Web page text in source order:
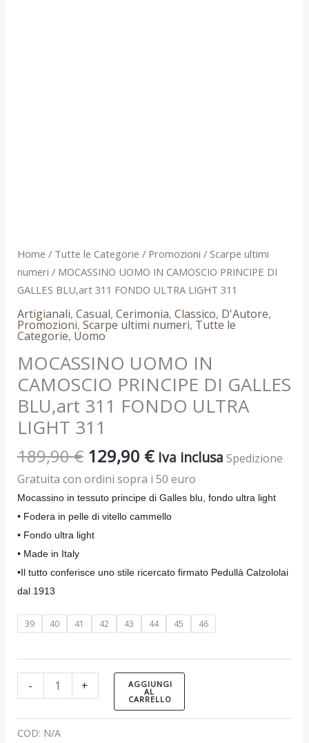
Home / Tutte le Categorie / Promozioni / Scarpe ultimi
numeri / MOCASSINO UOMO IN CAMOSCIO PRINCIPE DI
GALLES BLU,art 311 FONDO ULTRA LIGHT 311
Artigianali, Casual, Cerimonia, Classico, D'Autore,
Promozioni, Scarpe ultimi numeri, Tutte le
Categorie, Uomo
MOCASSINO UOMO IN
CAMOSCIO PRINCIPE DI GALLES
BLU,art 311 FONDO ULTRA
LIGHT 311
189,90€ 129,90 € Iva inclusa Spedizione
Gratuita con ordini sopra i 50 euro
Mocassino in tessuto principe di Galles blu, fondo ultra light
• Fodera in pelle di vitello cammello
• Fondo ultra light
• Made in Italy
•Il tutto conferisce uno stile ricercato firmato Pedullà Calzololai
dal 1913
39 40 41 42 43 44 45 46
- + AGGIUNGI
AL
CARRELLO
COD: N/A